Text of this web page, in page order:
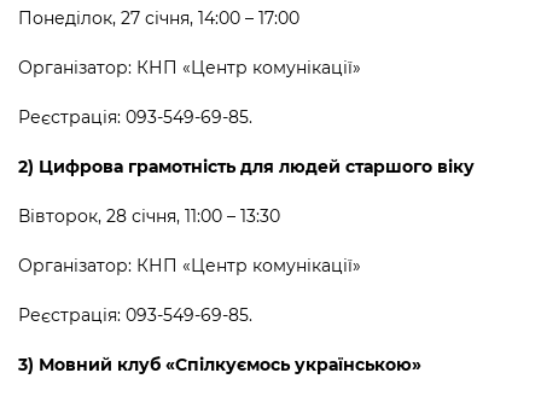
Понеділок, 27 січня, 14:00 – 17:00
Організатор: КНП «Центр комунікації»
Реєстрація: 093-549-69-85.
2) Цифрова грамотність для людей старшого віку
Вівторок, 28 січня, 11:00 – 13:30
Організатор: КНП «Центр комунікації»
Реєстрація: 093-549-69-85.
3) Мовний клуб «Спілкуємось українською»